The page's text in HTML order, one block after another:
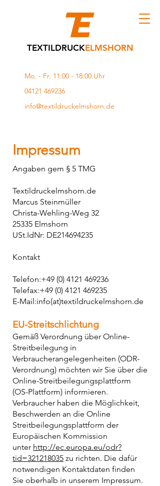
TEXTILDRUCKELMSHORN
Mo. - Fr. 11:00 - 18:00 Uhr
04121 469236
info@textildruckelmshorn.de
Impressum
Angaben gem § 5 TMG
Textildruckelmshorn.de
Marcus Steinmüller
Christa-Wehling-Weg 32
25335 Elmshorn
USt.IdNr: DE214694235​
Kontakt
Telefon:+49 (0) 4121 469236
Telefax:+49 (0) 4121 469235
E-Mail:info(at)textildruckelmshorn.de
EU-Streitschlichtung
Gemäß Verordnung über Online-
Streitbeilegung in
Verbraucherangelegenheiten (ODR-
Verordnung) möchten wir Sie über die
Online-Streitbeilegungsplattform
(OS-Plattform) informieren.
Verbraucher haben die Möglichkeit,
Beschwerden an die Online
Streitbeilegungsplattform der
Europäischen Kommission
unter http://ec.europa.eu/odr?
tid=321218035 zu richten. Die dafür
notwendigen Kontaktdaten finden
Sie oberhalb in unserem Impressum.